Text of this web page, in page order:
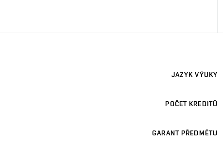
JAZYK VÝUKY
POČET KREDITŮ
GARANT PŘEDMĚTU